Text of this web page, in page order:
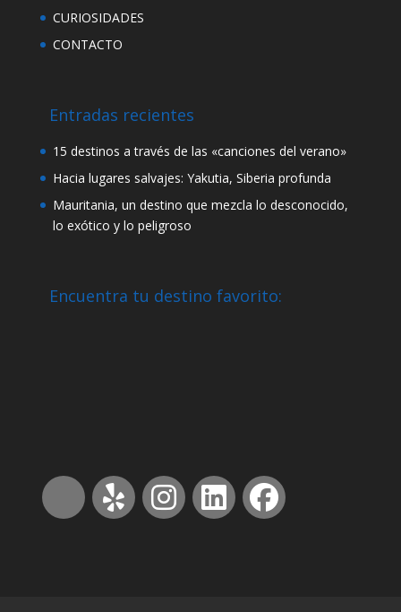
CURIOSIDADES
CONTACTO
Entradas recientes
15 destinos a través de las «canciones del verano»
Hacia lugares salvajes: Yakutia, Siberia profunda
Mauritania, un destino que mezcla lo desconocido,
lo exótico y lo peligroso
Encuentra tu destino favorito: